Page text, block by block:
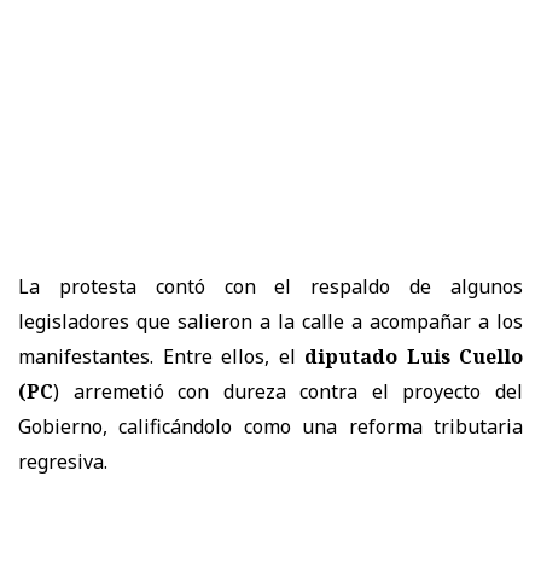
La protesta contó con el respaldo de algunos
legisladores que salieron a la calle a acompañar a los
manifestantes. Entre ellos, el diputado Luis Cuello
(PC) arremetió con dureza contra el proyecto del
Gobierno, calificándolo como una reforma tributaria
regresiva.